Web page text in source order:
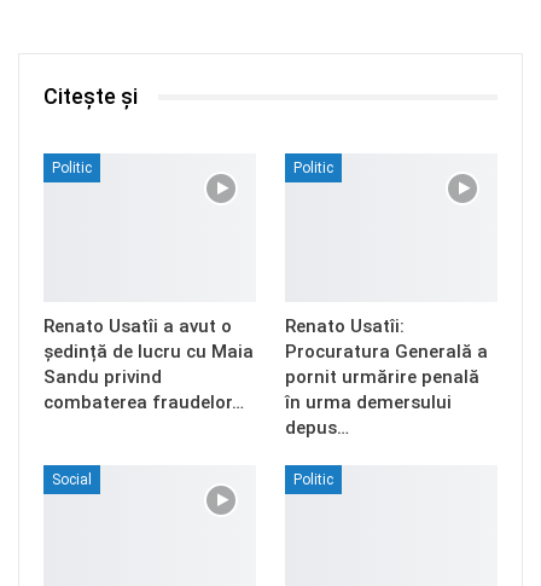
Citește și
Politic
Renato Usatîi a avut o
ședință de lucru cu Maia
Sandu privind
combaterea fraudelor…
Politic
Renato Usatîi:
Procuratura Generală a
pornit urmărire penală
în urma demersului
depus…
Social Politic